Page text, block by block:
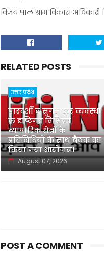
विजय पाल ग्राम विकास
RELATED POSTS
उत्तर प्रदेश
पारदर्शी व सुगम कर व्यवस्था
के दृष्टिगत विभिन्न
व्यापारिक क्षेत्रों के
प्रतिनिधियों के साथ बैठक का
किया गया आयोजन।
August 07, 2026
POST A COMMENT